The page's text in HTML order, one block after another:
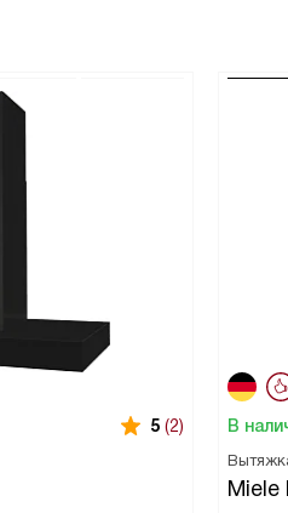
5 (2) В
Miele